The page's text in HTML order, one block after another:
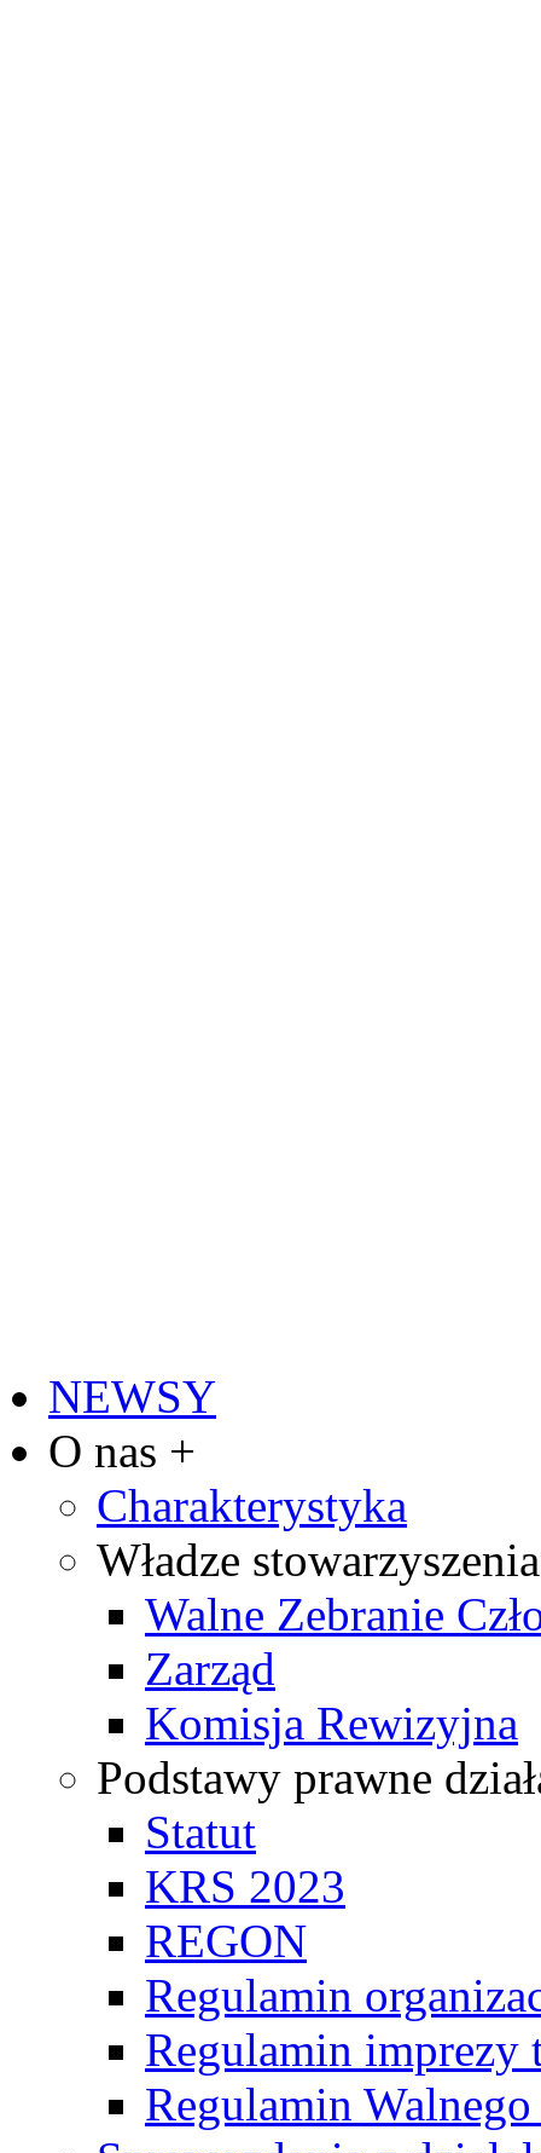
NEWSY
O nas +
Charakterystyka
Władze stowarzyszenia
Walne Zebranie
Zarząd
Komisja Rewizyjna
Podstawy prawne
Statut
KRS 2023
REGON
Regulamin
Regulamin
Regulamin